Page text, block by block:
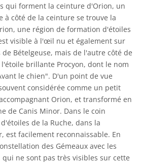
qui forment la ceinture d'Orion, un
à côté de la ceinture se trouve la
une région de formation d'étoiles
visible à l'œil nu et également sur
Bételgeuse, mais de l'autre côté de
l'étoile brillante Procyon, dont le nom
le chien". D'un point de vue
considérée comme un petit
Orion, et transformé en
de Canis Minor. Dans le coin
de la Ruche, dans la
est facilement reconnaissable. En
des Gémeaux avec les
qui ne sont pas très visibles sur cette